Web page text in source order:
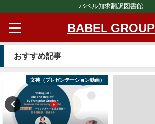
バベル知求翻訳図書館
BABEL GROUP
おすすめ記事
文芸（プレゼンテーション動画）